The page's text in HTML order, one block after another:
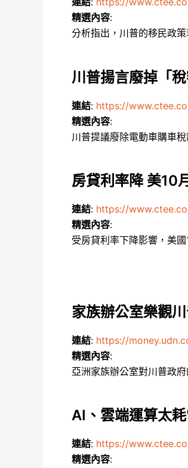
精選內容:
分析指出，川普的移民政
川普揚言廢掉「
連結: https://
精選內容:
川普提議廢除電動車購車
房貸利率降 美10
連結: https://
精選內容:
受房貸利率下降影響，美
家族辦公室樂觀
連結: https://
精選內容:
亞洲家族辦公室對川普政
AI、雲端運算太
連結: https://
精選內容: